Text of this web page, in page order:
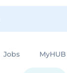
Jobs MyHUB